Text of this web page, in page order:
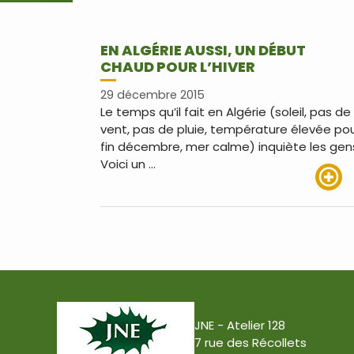
EN ALGÉRIE AUSSI, UN DÉBUT
CHAUD POUR L’HIVER
29 décembre 2015
Le temps qu’il fait en Algérie (soleil, pas de
vent, pas de pluie, température élevée
fin décembre, mer calme) inquiète les
Voici un …
JNE - Atelier 128
7 rue des Récollets